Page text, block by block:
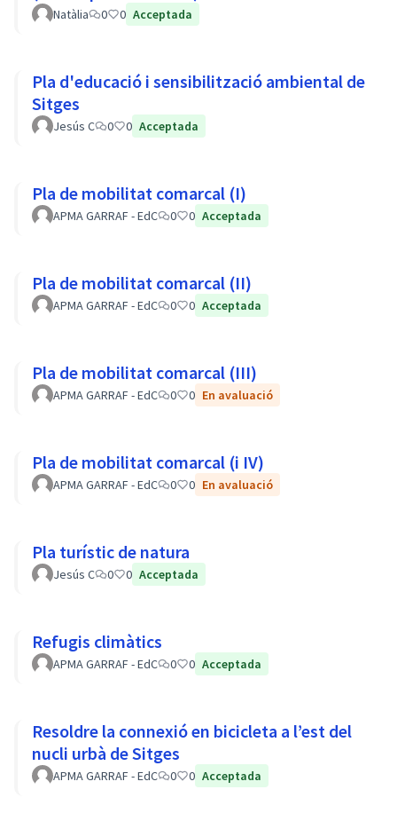
Natàlia 0 0 Acceptada
Pla d'educació i sensibilització ambiental de
Sitges
Jesús C 0 0 Acceptada
Pla de mobilitat comarcal (I)
APMA GARRAF - EdC 0 0 Acceptada
Pla de mobilitat comarcal (II)
APMA GARRAF - EdC 0 0 Acceptada
Pla de mobilitat comarcal (III)
APMA GARRAF - EdC 0 0 En avaluació
Pla de mobilitat comarcal (i IV)
APMA GARRAF - EdC 0 0 En avaluació
Pla turístic de natura
Jesús C 0 0 Acceptada
Refugis climàtics
APMA GARRAF - EdC 0 0 Acceptada
Resoldre la connexió en bicicleta a l’est del
nucli urbà de Sitges
APMA GARRAF - EdC 0 0 Acceptada